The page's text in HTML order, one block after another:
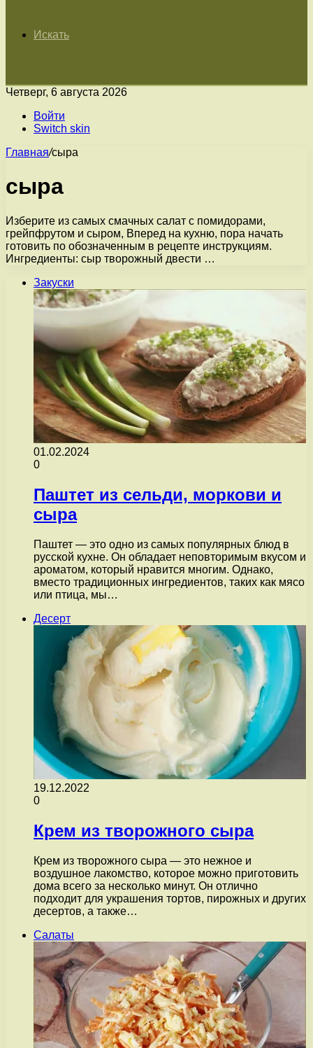
Искать
Четверг, 6 августа 2026
Войти
Switch skin
Главная/сыра
сыра
Изберите из самых смачных салат с помидорами,
грейпфрутом и сыром, Вперед на кухню, пора начать
готовить по обозначенным в рецепте инструкциям.
Ингредиенты: сыр творожный двести …
Закуски
01.02.2024
0
Паштет из сельди, моркови и
сыра
Паштет — это одно из самых популярных блюд в
русской кухне. Он обладает неповторимым вкусом и
ароматом, который нравится многим. Однако,
вместо традиционных ингредиентов, таких как мясо
или птица, мы…
Десерт
19.12.2022
0
Крем из творожного сыра
Крем из творожного сыра — это нежное и
воздушное лакомство, которое можно приготовить
дома всего за несколько минут. Он отлично
подходит для украшения тортов, пирожных и других
десертов, а также…
Салаты